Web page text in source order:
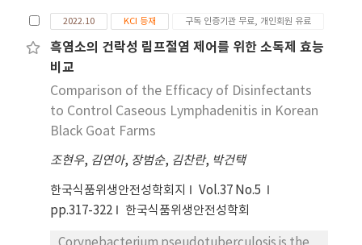
rtxA, vvhA, viuB, ompU유전자가 확 인되었다. 항
생제 내성 유전자 분석 결과 분리된 두 균주 에서 모두
tet(34), tet(35), varG, norM 내성 유전자가 확 인
리 된 두 균주는 동일 cluster로 확인되었고, 기타 국
내 및 아 시아 지역에서 분리된 V. vulnificus를 포함
한 분석에서 균 주 간 역학적 연관성은 관찰되지 않았
다. 이는 V. vulnificus 가 해수의 흐름을 타고 이동하
균이 밀집되지 않기 때문으로 보인다. 따라서 V.
vulnificus로 인해 매년 사망자와 환자가 발생하는 것
은 V. vulnificus가 가지는 잠재적인 위험성을 보여주
서 V. parahaemolyticus가 분리되 었다. 항생제 내
성 양상의 경우, 총 47균주의 분리 균주에 서는
ampicillin에 2균주(4.3%)가 내성을 보였으며, 이외
균주는 모든 항생제에 대해 감수성을 보였다. 항생제
내 성 유전자의 경우, 모든 균주(100%)로부터
blaCARB family gene, tet(35), catC가 확인되었
유전자 여부의 경우, 모든 분리 균 주에서 tdh, trh 유
전자는 확인되지 않았으나, T3SS1은 모든 균주
(100%), T3SS2는 1균주(2.1%)에서 확인되었다.
MLST의 경우, 17균주로부터 15가지의 ST가 확인되
었으 며, ST 658가 3균주, 이외 14가지 ST는 1균주
2022.10 KCI 등재 구독 인증기관 무료, 개인회원 유료
흑염소의 건락성 림프절염 제어를 위한 소독제 효능
비교
Comparison of the Efficacy of Disinfectants
to Control Caseous Lymphadenitis in Korean
Black Goat Farms
조현우, 김연아, 장범순, 김찬란, 박건택
한국식품위생안전성학회지
Vol.37 No.5
pp.317-322
한국식품위생안전성학회